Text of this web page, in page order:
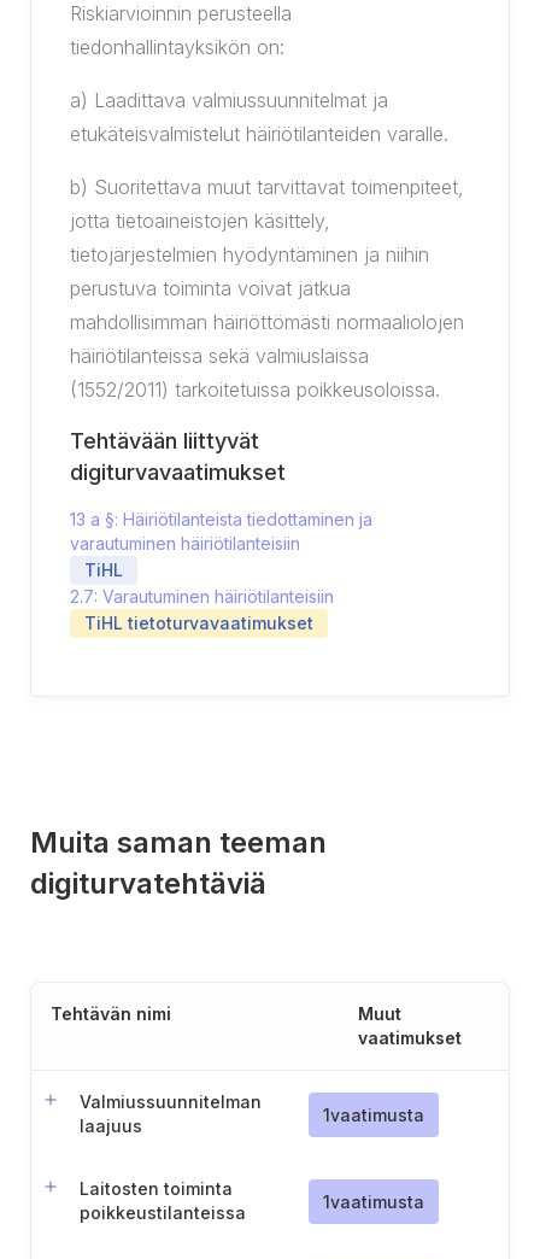
Riskiarvioinnin perusteella
tiedonhallintayksikön on:
a) Laadittava valmiussuunnitelmat ja
etukäteisvalmistelut häiriötilanteiden varalle.
b) Suoritettava muut tarvittavat toimenpiteet,
jotta tietoaineistojen käsittely,
tietojärjestelmien hyödyntäminen ja niihin
perustuva toiminta voivat jatkua
mahdollisimman häiriöttömästi normaaliolojen
häiriötilanteissa sekä valmiuslaissa
(1552/2011) tarkoitetuissa poikkeusoloissa.
Tehtävään liittyvät
digiturvavaatimukset
13 a §: Häiriötilanteista tiedottaminen ja
varautuminen häiriötilanteisiin
TiHL
2.7: Varautuminen häiriötilanteisiin
TiHL tietoturvavaatimukset
Muita saman teeman
digiturvatehtäviä
Tehtävän nimi
Muut
vaatimukset
Valmiussuunnitelman
laajuus
1vaatimusta
Laitosten toiminta
poikkeustilanteissa
1vaatimusta